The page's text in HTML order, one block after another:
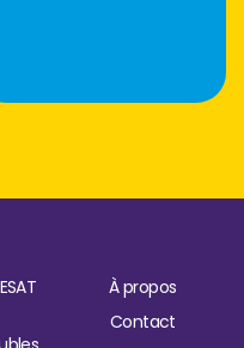
ESAT
À propos
Contact